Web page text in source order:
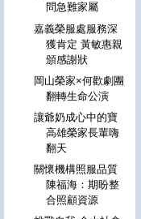
問急難家屬
嘉義榮服處服務深
獲肯定 黃敏惠親
頒感謝狀
岡山榮家×何歡劇團
翻轉生命公演
讓爺奶成心中的寶
高雄榮家長輩嗨
翻天
關懷機構照服品質
陳福海：期盼整
合照顧資源